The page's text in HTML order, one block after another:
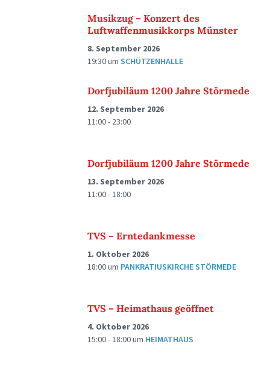
Musikzug – Konzert des
Luftwaffenmusikkorps Münster
8. September 2026
19:30um SCHÜTZENHALLE
Dorfjubiläum 1200 Jahre Störmede
12. September 2026
11:00 - 23:00
Dorfjubiläum 1200 Jahre Störmede
13. September 2026
11:00 - 18:00
TVS – Erntedankmesse
1. Oktober 2026
18:00um PANKRATIUSKIRCHE STÖRMEDE
TVS – Heimathaus geöffnet
4. Oktober 2026
15:00 - 18:00um HEIMATHAUS